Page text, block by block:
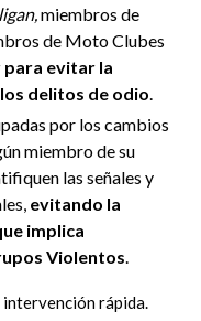
miembros de
de Moto Clubes
evitar la
delitos de odio.
por los cambios
miembro de su
las señales y
evitando la
implica
Violentos.
intervención rápida.